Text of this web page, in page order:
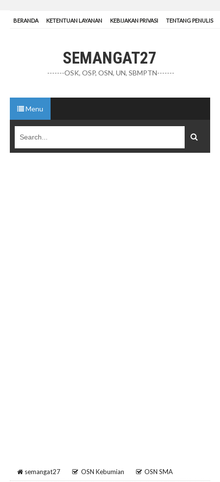
BERANDA KETENTUAN LAYANAN KEBIJAKAN PRIVASI TENTANG PENULIS
SEMANGAT27
-------OSK, OSP, OSN, UN, SBMPTN-------
Menu
semangat27 OSN Kebumian OSN SMA